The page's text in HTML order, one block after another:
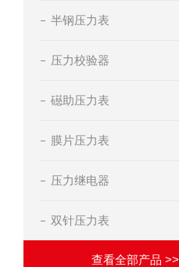
半钢压力表
压力校验器
礠助压力表
膜片压力表
压力继电器
双针压力表
查看全部产品 >>